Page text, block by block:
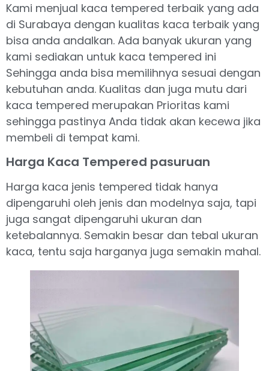
Kami menjual kaca tempered terbaik yang ada
di Surabaya dengan kualitas kaca terbaik yang
bisa anda andalkan. Ada banyak ukuran yang
kami sediakan untuk kaca tempered ini
Sehingga anda bisa memilihnya sesuai dengan
kebutuhan anda. Kualitas dan juga mutu dari
kaca tempered merupakan Prioritas kami
sehingga pastinya Anda tidak akan kecewa jika
membeli di tempat kami.
Harga Kaca Tempered pasuruan
Harga kaca jenis tempered tidak hanya
dipengaruhi oleh jenis dan modelnya saja, tapi
juga sangat dipengaruhi ukuran dan
ketebalannya. Semakin besar dan tebal ukuran
kaca, tentu saja harganya juga semakin mahal.